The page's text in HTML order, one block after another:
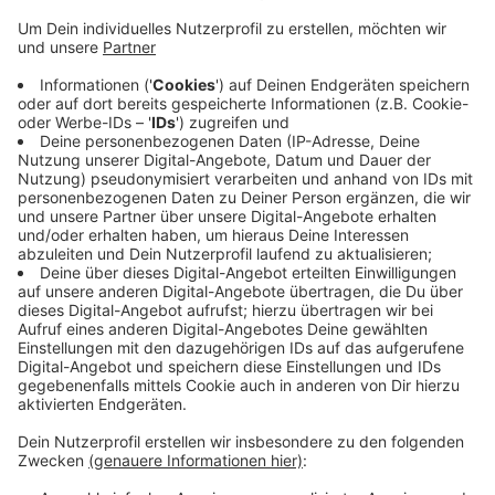
Demnach hängen die Schilder dort seit vielen
Jahren. Jetzt habe Straßen NRW moniert, dass es
sich dabei um Werbeanlagen direkt an den
Landesstraßen handelt, die gegen das Straßen-
und Wegegesetz NRW verstoßen. Da die Betriebe
auf die Wegweiser angewiesen seien, hätten sich
einige an das Stadtmarketing gewandt, heißt es.
Stadtmarketing-Chef Georg Hartmann habe sich
der Sache angenommen und wird im Ausschuss
berichten.
Veröffentlicht:Dienstag, 10.09.2024 06:06
Anzeige